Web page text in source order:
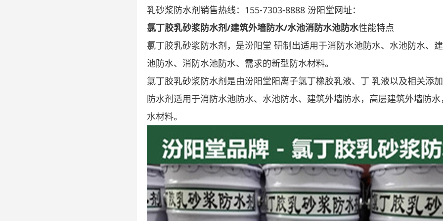
乳砂浆防水剂销售热线：155-7303-8888 汾阳堂网址：
氯丁胶乳砂浆防水剂/建筑外墙防水/水池消防水池防水性能特点
氯丁胶乳砂浆防水剂，是汾阳堂 研制出适用于消防水池防水、水池防水、
池防水、消防水池防水、需求的新型防水材料。
氯丁胶乳砂浆防水剂是由汾阳堂阳离子氯丁橡胶乳液、丁 乳液以及相关添
防水剂适用于消防水池防水、水池防水、建筑外墙防水，高层建筑外墙防
水材料。